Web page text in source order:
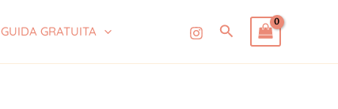
GUIDA GRATUITA Cerca